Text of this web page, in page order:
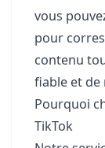
vous
pour
contenu
fiable et de
Pourquoi
TikTok